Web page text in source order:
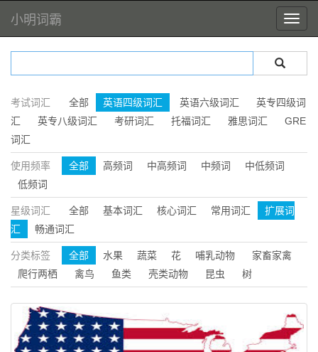
小明词霸
考试词汇 全部 英语四级词汇 英语六级词汇
英专四级词
汇
英专八级词汇 考研词汇 托福词汇 雅思词汇
GRE
词汇
使用频率 全部 高频词 中高频词 中频词
中低频词
低频词
星级词汇 全部 基本词汇 核心词汇 常用词汇
扩展词
汇
畅通词汇
分类标签 全部 水果 蔬菜 花 哺乳动物
家畜家禽
爬行两栖
禽鸟 鱼类 壳类动物 昆虫 树